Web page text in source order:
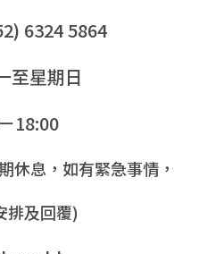
6324 5864
至星期日
，如有緊急事情，
回覆)